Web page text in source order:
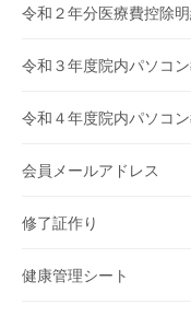
令和２年分医療費控除
令和３年度院内パソコ
令和４年度院内パソコ
会員メールアドレス
修了証作り
健康管理シート